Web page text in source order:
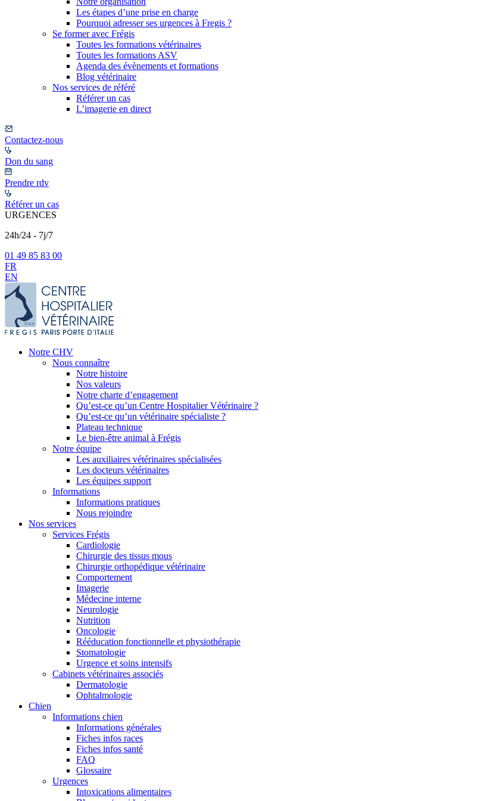
Les étapes d’une prise en charge
Pourquoi adresser ses urgences à Fregis ?
Se former avec Frégis
Toutes les formations vétérinaires
Toutes les formations ASV
Agenda des évènements et formations
Blog vétérinaire
Nos services de référé
Référer un cas
L’imagerie en direct
Contactez-nous
Don du sang
Prendre rdv
Référer un cas
URGENCES
24h/24 - 7j/7
01 49 85 83 00
FR
EN
Notre CHV
Nous connaître
Notre histoire
Nos valeurs
Notre charte d’engagement
Qu’est-ce qu’un Centre Hospitalier Vétérinaire ?
Qu’est-ce qu’un vétérinaire spécialiste ?
Plateau technique
Le bien-être animal à Frégis
Notre équipe
Les auxiliaires vétérinaires spécialisées
Les docteurs vétérinaires
Les équipes support
Informations
Informations pratiques
Nous rejoindre
Nos services
Services Frégis
Cardiologie
Chirurgie des tissus mous
Chirurgie orthopédique vétérinaire
Comportement
Imagerie
Médecine interne
Neurologie
Nutrition
Oncologie
Rééducation fonctionnelle et physiothérapie
Stomatologie
Urgence et soins intensifs
Cabinets vétérinaires associés
Dermatologie
Ophtalmologie
Chien
Informations chien
Informations générales
Fiches infos races
Fiches infos santé
FAQ
Glossaire
Urgences
Intoxications alimentaires